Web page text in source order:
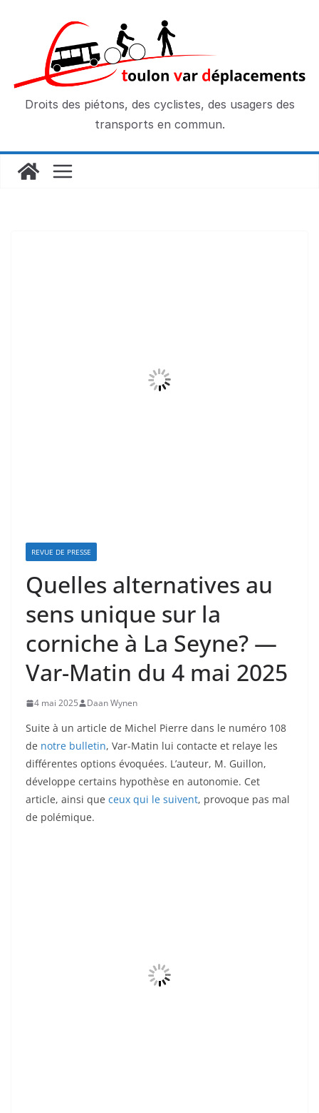
Droits des piétons, des cyclistes, des usagers des
transports en commun.
REVUE DE PRESSE
Quelles alternatives au
sens unique sur la
corniche à La Seyne? —
Var-Matin du 4 mai 2025
4 mai 2025 Daan Wynen
Suite à un article de Michel Pierre dans le numéro 108
de notre bulletin, Var-Matin lui contacte et relaye les
différentes options évoquées. L’auteur, M. Guillon,
développe certains hypothèse en autonomie. Cet
article, ainsi que ceux qui le suivent, provoque pas mal
de polémique.